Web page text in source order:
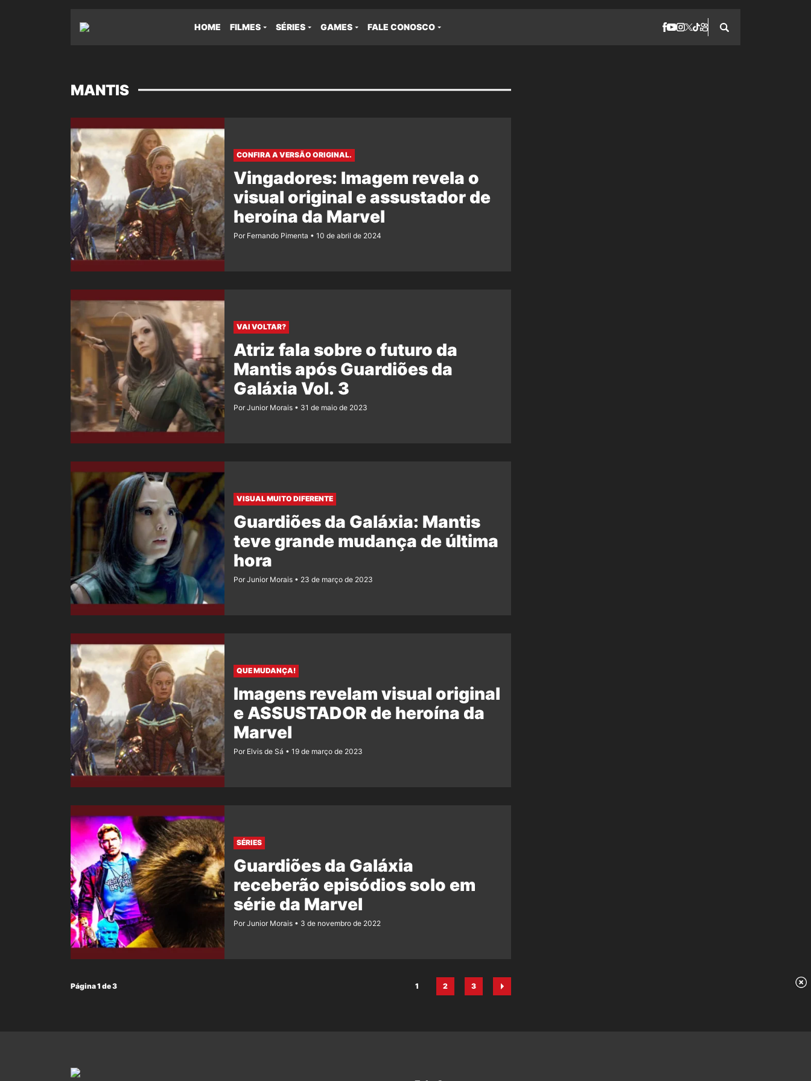
HOME FILMES SÉRIES GAMES FALE CONOSCO
MANTIS
CONFIRA A VERSÃO ORIGINAL.
Vingadores: Imagem revela o
visual original e assustador de
heroína da Marvel
Por Fernando Pimenta 10 de abril de 2024
VAI VOLTAR?
Atriz fala sobre o futuro da
Mantis após Guardiões da
Galáxia Vol. 3
Por Junior Morais 31 de maio de 2023
VISUAL MUITO DIFERENTE
Guardiões da Galáxia: Mantis
teve grande mudança de última
hora
Por Junior Morais 23 de março de 2023
QUE MUDANÇA!
Imagens revelam visual original
e ASSUSTADOR de heroína da
Marvel
Por Elvis de Sá 19 de março de 2023
SÉRIES
Guardiões da Galáxia
receberão episódios solo em
série da Marvel
Por Junior Morais 3 de novembro de 2022
Página 1 de 3
Página
1
Página
2
Página
3